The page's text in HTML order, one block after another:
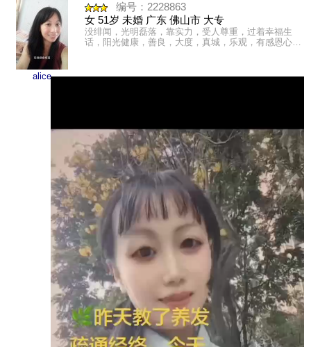
alice
编号：2228863
女 51岁 未婚 广东 佛山市 大专
没绯闻，光明磊落，靠实力，受人尊重，过着幸福生
话，阳光健康，善良，大度，真城，乐观，有感恩心，